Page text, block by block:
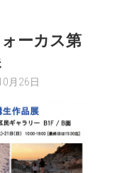
ーカス第
月26日